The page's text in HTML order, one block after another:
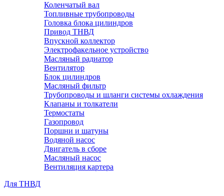
Коленчатый вал
Топливные трубопроводы
Головка блока цилиндров
Привод ТНВД
Впускной коллектор
Электрофакельное устройство
Масляный радиатор
Вентилятор
Блок цилиндров
Масляный фильтр
Трубопроводы и шланги системы охлаждения
Клапаны и толкатели
Термостаты
Газопровод
Поршни и шатуны
Водяной насос
Двигатель в сборе
Масляный насос
Вентиляция картера
Для ТНВД